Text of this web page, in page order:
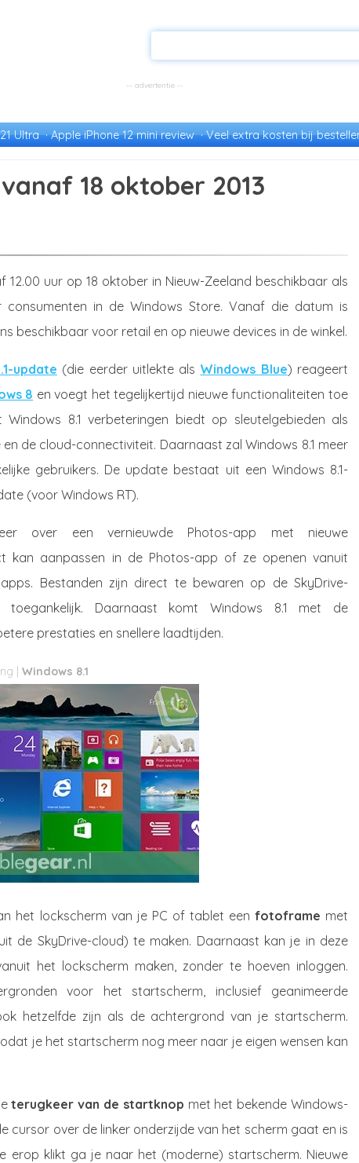
Ultra Apple iPhone 12 mini review Veel extra kosten bij
18 oktober 2013
12.00 uur op 18 oktober in Nieuw-Zeeland beschikbaar als
in de Windows Store. Vanaf die datum is
beschikbaar voor retail en op nieuwe devices in de winkel.
update (die eerder uitlekte als Windows Blue) reageert
8 en voegt het tegelijkertijd nieuwe functionaliteiten toe
8.1 verbeteringen biedt op sleutelgebieden als
de cloud-connectiviteit. Daarnaast zal Windows 8.1 meer
gebruikers. De update bestaat uit een Windows 8.1-
(voor Windows RT).
over een vernieuwde Photos-app met nieuwe
kan aanpassen in de Photos-app of ze openen vanuit
Bestanden zijn direct te bewaren op de SkyDrive-
Daarnaast komt Windows 8.1 met de
prestaties en snellere laadtijden.
Windows 8.1
het lockscherm van je PC of tablet een fotoframe met
de SkyDrive-cloud) te maken. Daarnaast kan je in deze
het lockscherm maken, zonder te hoeven inloggen.
voor het startscherm, inclusief geanimeerde
hetzelfde zijn als de achtergrond van je startscherm.
je het startscherm nog meer naar je eigen wensen kan
terugkeer van de startknop met het bekende Windows-
cursor over de linker onderzijde van het scherm gaat en is
klikt ga je naar het (moderne) startscherm. Nieuwe